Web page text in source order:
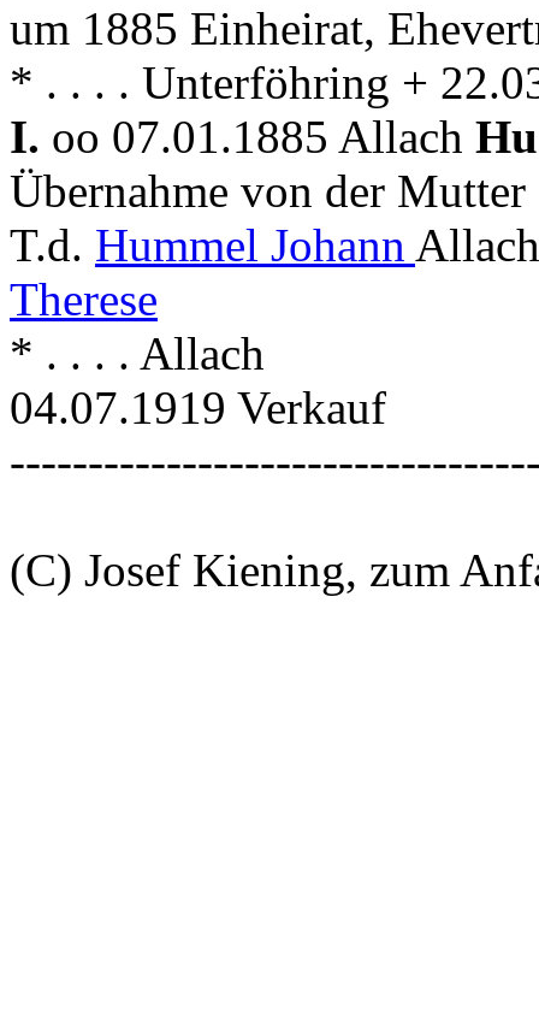
um 1885 Einheirat,
* . . . . Unterföhring +
I. oo 07.01.1885 Allach
Übernahme von der Mutter
T.d. Hummel Johann
Therese
* . . . . Allach
04.07.1919 Verkauf
(C) Josef Kiening, zum